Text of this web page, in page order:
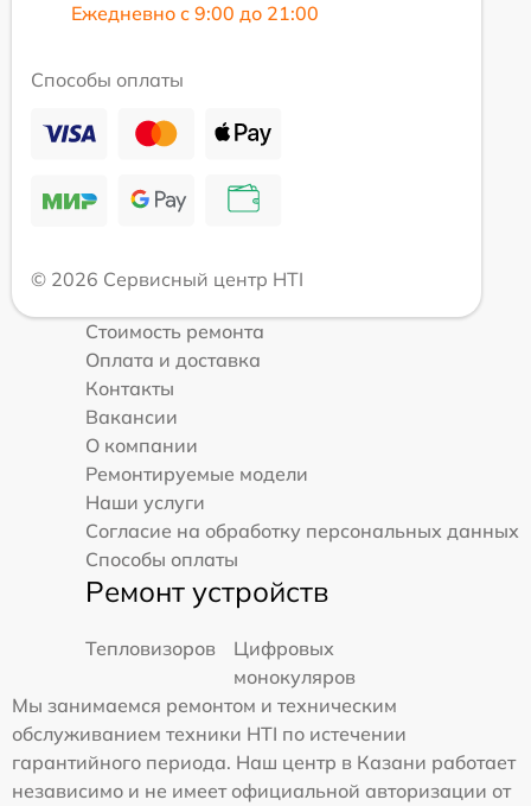
Ежедневно с 9:00 до 21:00
Способы оплаты
© 2026 Сервисный центр HTI
Стоимость ремонта
Оплата и доставка
Контакты
Вакансии
О компании
Ремонтируемые модели
Наши услуги
Согласие на обработку персональных данных
Способы оплаты
Ремонт устройств
Тепловизоров
Цифровых
монокуляров
Мы занимаемся ремонтом и техническим
обслуживанием техники HTI по истечении
гарантийного периода. Наш центр в Казани работает
независимо и не имеет официальной авторизации от